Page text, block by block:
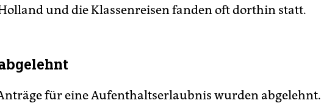
und die Klassenreisen fanden oft dorthin statt.
für eine Aufenthaltserlaubnis wurden abgelehnt.